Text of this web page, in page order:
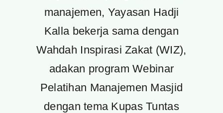
manajemen, Yayasan Hadji
Kalla bekerja sama dengan
Wahdah Inspirasi Zakat (WIZ),
adakan program Webinar
Pelatihan Manajemen Masjid
dengan tema Kupas Tuntas